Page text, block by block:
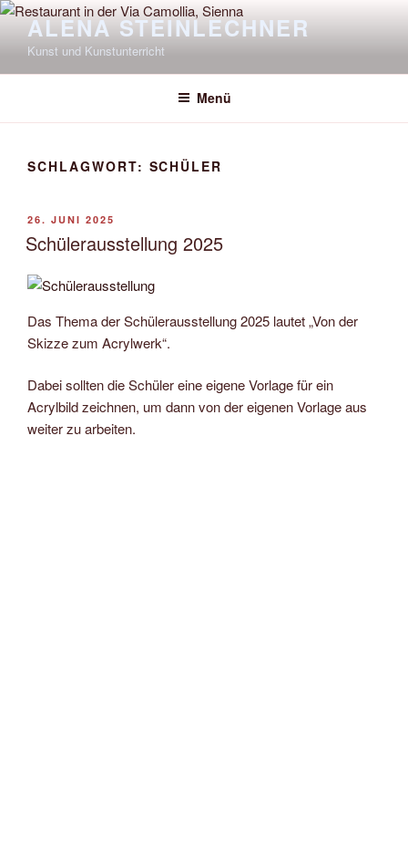
Zum
Inhalt
springen
ALENA STEINLECHNER
Kunst und Kunstunterricht
Menü
SCHLAGWORT: SCHÜLER
VERÖFFENTLICHT
AM
26. JUNI 2025
Schülerausstellung 2025
Das Thema der Schülerausstellung 2025 lautet „Von der
Skizze zum Acrylwerk“.
Dabei sollten die Schüler eine eigene Vorlage für ein
Acrylbild zeichnen, um dann von der eigenen Vorlage aus
weiter zu arbeiten.